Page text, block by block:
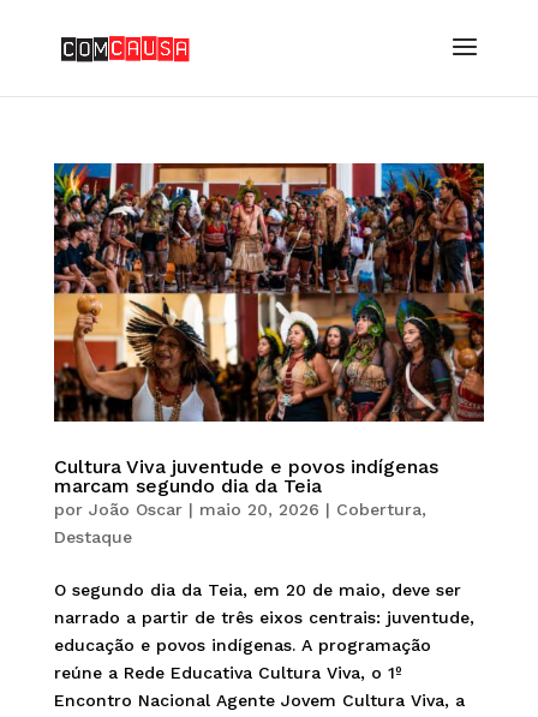
Cultura Viva juventude e povos indígenas
marcam segundo dia da Teia
por João Oscar| maio 20, 2026 | Cobertura,
Destaque
O segundo dia da Teia, em 20 de maio, deve ser
narrado a partir de três eixos centrais: juventude,
educação e povos indígenas. A programação
reúne a Rede Educativa Cultura Viva, o 1º
Encontro Nacional Agente Jovem Cultura Viva, a